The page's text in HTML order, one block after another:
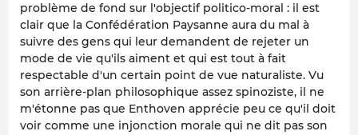
problème de fond sur l'objectif politico-moral : il est
clair que la Confédération Paysanne aura du mal à
suivre des gens qui leur demandent de rejeter un
mode de vie qu'ils aiment et qui est tout à fait
respectable d'un certain point de vue naturaliste. Vu
son arrière-plan philosophique assez spinoziste, il ne
m'étonne pas que Enthoven apprécie peu ce qu'il doit
voir comme une injonction morale qui ne dit pas son